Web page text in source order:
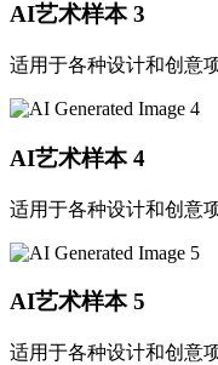
AI艺术样本 3
适用于各种设计和创意
AI艺术样本 4
适用于各种设计和创意
AI艺术样本 5
适用于各种设计和创意